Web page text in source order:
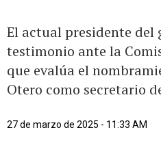
El actual presidente del
testimonio ante la
que evalúa el
Otero como secretario
27 de marzo de 2025 - 11:33 AM